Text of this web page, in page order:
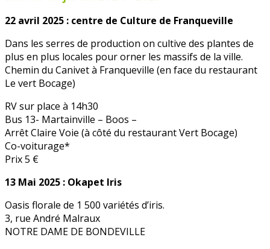
22 avril 2025 : centre de Culture de Franqueville
Dans les serres de production on cultive des plantes de
plus en plus locales pour orner les massifs de la ville.
Chemin du Canivet à Franqueville (en face du restaurant
Le vert Bocage)
RV sur place à 14h30
Bus 13- Martainville – Boos –
Arrêt Claire Voie (à côté du restaurant Vert Bocage)
Co-voiturage*
Prix 5 €
13 Mai 2025 : Okapet Iris
Oasis florale de 1 500 variétés d’iris.
3, rue André Malraux
NOTRE DAME DE BONDEVILLE